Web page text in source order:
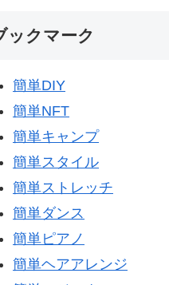
ックマーク
簡単DIY
簡単NFT
簡単キャンプ
簡単スタイル
簡単ストレッチ
簡単ダンス
簡単ピアノ
簡単ヘアアレンジ